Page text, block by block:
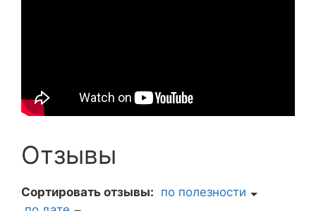
Отзывы
Сортировать отзывы: по полезности